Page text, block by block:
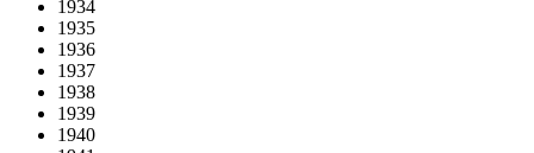
1934
1935
1936
1937
1938
1939
1940